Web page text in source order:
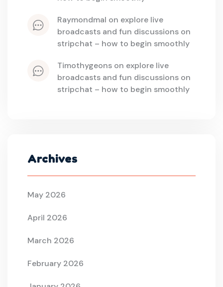
raymondmal on explore live
broadcasts and fun discussions on
stripchat – how to begin smoothly
timothygeons on explore live
broadcasts and fun discussions on
stripchat – how to begin smoothly
Archives
May 2026
April 2026
March 2026
February 2026